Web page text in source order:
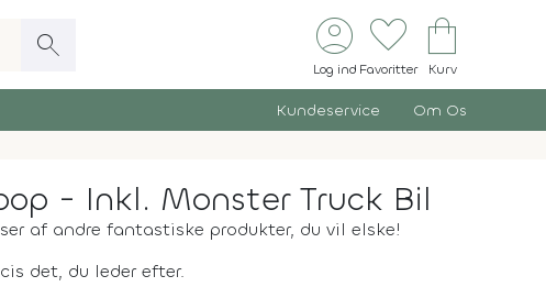
search account_circle
Log ind
favorite
Favoritter
shopping_bag
Kurv
Kundeservice Om Os
- Inkl. Monster Truck Bil
af andre fantastiske produkter, du vil elske!
det, du leder efter.